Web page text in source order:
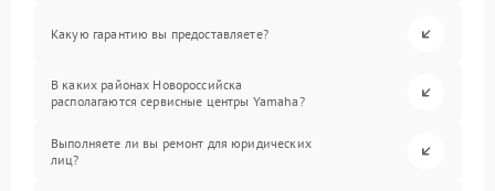
Какую гарантию вы предоставляете?
В каких районах Новороссийска
располагаются сервисные центры Yamaha?
Выполняете ли вы ремонт для юридических
лиц?